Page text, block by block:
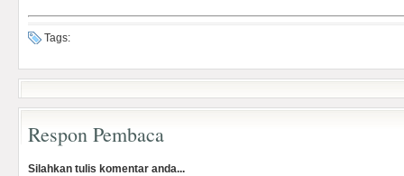
Tags:
Respon Pembaca
Silahkan tulis komentar anda...